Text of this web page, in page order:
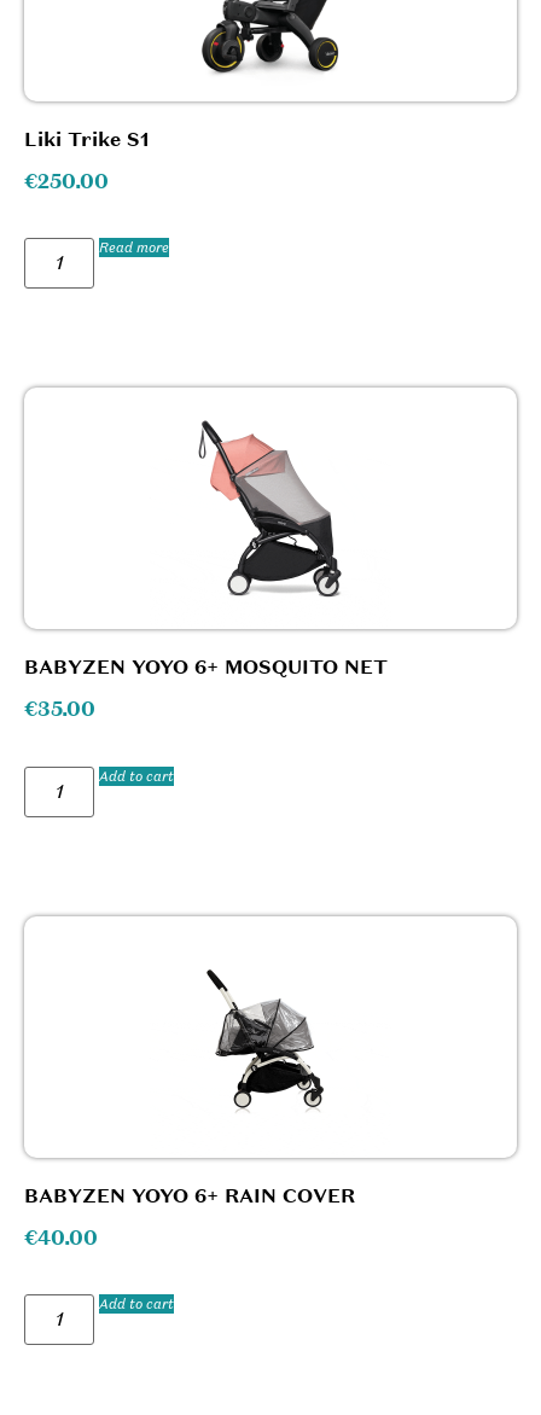
Liki Trike S1
€250.00
Read more
BABYZEN YOYO 6+ MOSQUITO NET
€35.00
Add to cart
BABYZEN YOYO 6+ RAIN COVER
€40.00
Add to cart